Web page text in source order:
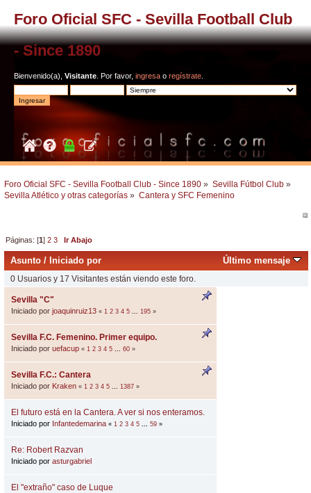
Foro Oficial SFC - Sevilla Football Club
- Since 1890
Bienvenido(a), Visitante . Por favor, ingresa o regístrate
Foro Oficial SFC - Sevilla Football Club - Since 1890 » Sevilla Fútbol Club »
Sevilla Atlético y otras categorías » Cantera y SFC Femenino
Páginas: [1]2 3 Ir Abajo
Asunto /Iniciado por Último mensaje
0 Usuarios y 17 Visitantes están viendo este foro.
Sevilla "C"
Iniciado por joaquinruiz13 « 1 2 3 4 5 195 »
Sevilla F.C. Femenino. Primer equipo.
Iniciado por uefacup « 1 2 3 4 5 60 »
Sevilla F.C.: Cantera
Iniciado por Kraken « 1 2 3 4 5 1387 »
El futuro está en la Cantera. A ver si nos enteramos.
Iniciado por Infantedemarina « 1 2 3 4 5 59 »
Re: Robert Razvan
Iniciado por asturgabriel
El "extraño" caso de Luque